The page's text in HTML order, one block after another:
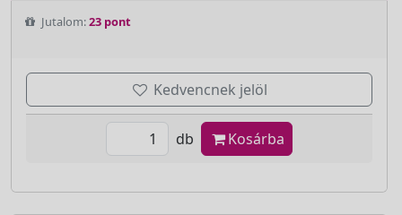
Jutalom:23 pont
Kedvencnek jelöl
db Kosárba